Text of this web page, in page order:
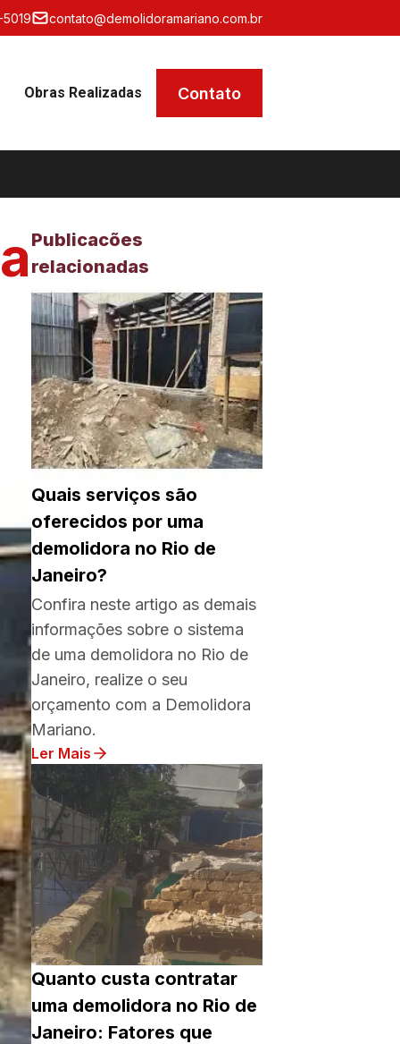
contato@demolidoramariano.com.br
Obras Realizadas Contato
Publicacões
relacionadas
Quais serviços são
oferecidos por uma
demolidora no Rio de
Janeiro?
Confira neste artigo as demais
informações sobre o sistema
de uma demolidora no Rio de
Janeiro, realize o seu
orçamento com a Demolidora
Mariano.
Ler Mais
Quanto custa contratar
uma demolidora no Rio de
Janeiro: Fatores que